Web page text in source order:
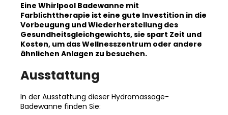
Eine Whirlpool Badewanne mit
Farblichttherapie ist eine gute Investition in die
Vorbeugung und Wiederherstellung des
Gesundheitsgleichgewichts, sie spart Zeit und
Kosten, um das Wellnesszentrum oder andere
ähnlichen Anlagen zu besuchen.
Ausstattung
In der Ausstattung dieser Hydromassage-
Badewanne finden Sie: